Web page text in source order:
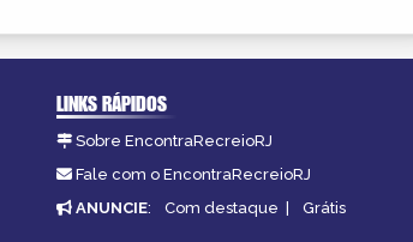
LINKS RÁPIDOS
Sobre EncontraRecreioRJ
Fale com o EncontraRecreioRJ
ANUNCIE: Com destaque | Grátis